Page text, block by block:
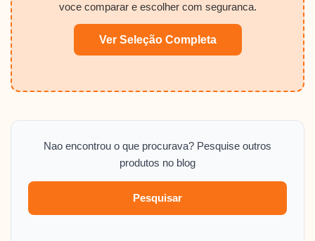
voce comparar e escolher com seguranca.
Ver Seleção Completa
Nao encontrou o que procurava? Pesquise outros
produtos no blog
Pesquisar